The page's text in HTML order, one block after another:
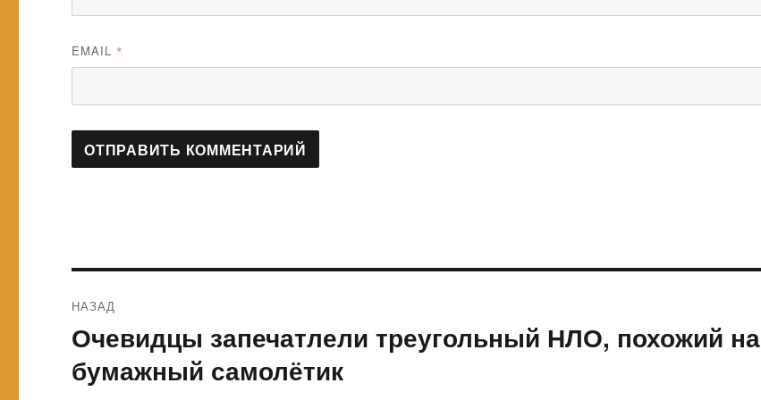
EMAIL *
по
записям
НАЗАД
Предыдущая
запись:
Очевидцы запечатлели треугольный НЛО, похожий на
бумажный самолётик